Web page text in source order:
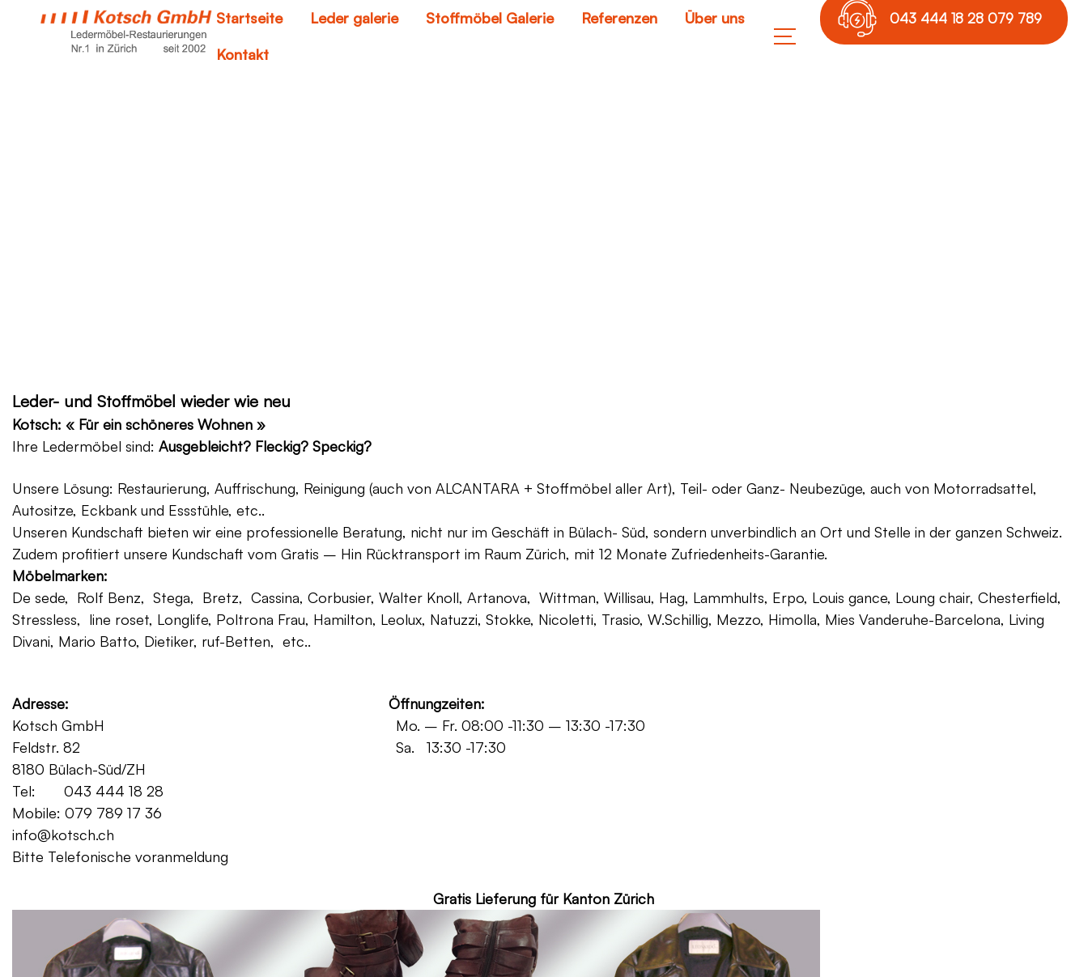
Startseite Leder galerie Stoffmöbel Galerie Referenzen Über uns
Kontakt
043 444 18 28 079 789
Leder- und Stoffmöbel wieder wie neu
Kotsch: « Für ein schöneres Wohnen »
Ihre Ledermöbel sind: Ausgebleicht? Fleckig? Speckig?
Unsere Lösung: Restaurierung, Auffrischung, Reinigung (auch von ALCANTARA + Stoffmöbel aller Art), Teil- oder Ganz- Neubezüge, auch von Motorradsattel,
Autositze, Eckbank und Essstühle, etc..
Unseren Kundschaft bieten wir eine professionelle Beratung, nicht nur im Geschäft in Bülach- Süd, sondern unverbindlich an Ort und Stelle in der ganzen Schweiz.
Zudem profitiert unsere Kundschaft vom Gratis – Hin Rücktransport im Raum Zürich, mit 12 Monate Zufriedenheits-Garantie.
Möbelmarken:
De sede, Rolf Benz, Stega, Bretz, Cassina, Corbusier, Walter Knoll, Artanova, Wittman, Willisau, Hag, Lammhults, Erpo, Louis gance, Loung chair, Chesterfield,
Stressless, line roset, Longlife, Poltrona Frau, Hamilton, Leolux, Natuzzi, Stokke, Nicoletti, Trasio, W.Schillig, Mezzo, Himolla, Mies Vanderuhe-Barcelona, Living
Divani, Mario Batto, Dietiker, ruf-Betten, etc..
Adresse:
Öffnungzeiten:
Kotsch GmbH Mo. – Fr. 08:00 -11:30 – 13:30 -17:30
Feldstr. 82 Sa. 13:30 -17:30
8180 Bülach-Süd/ZH
Tel: 043 444 18 28
Mobile: 079 789 17 36
info@kotsch.ch
Bitte Telefonische voranmeldung
Gratis Lieferung für Kanton Zürich